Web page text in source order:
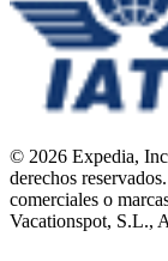
© 2026 Expedia,
derechos
comerciales o
Vacationspot, S.L.,